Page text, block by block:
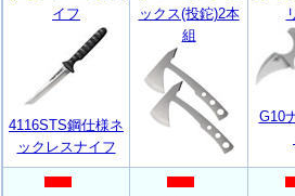
イフ
4116STS鋼仕様ネ
ックレスナイフ
ックス(投鉈)2本
組
G10